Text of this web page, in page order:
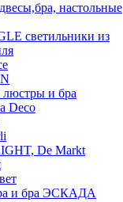
настольные
светильники из
и бра
Deco
De Markt
и бра ЭСКАДА